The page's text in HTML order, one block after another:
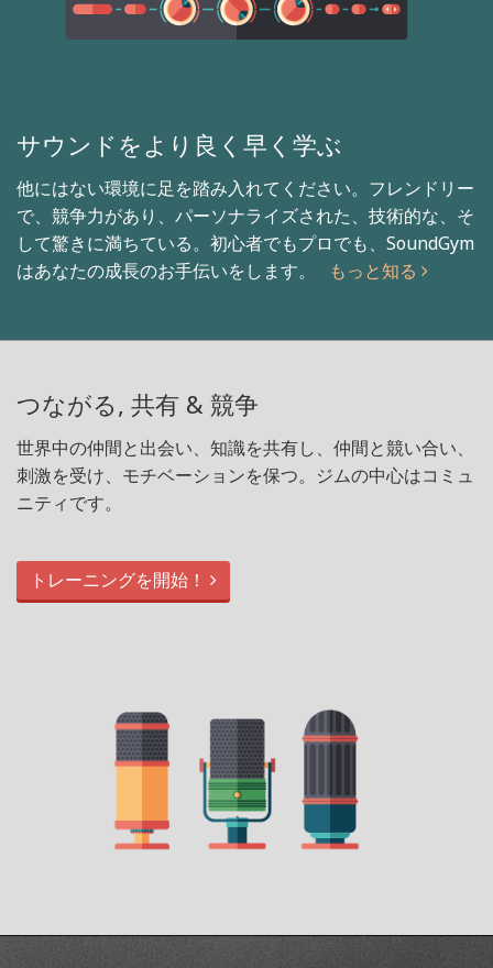
サウンドをより良く早く学ぶ
他にはない環境に足を踏み入れてください。フレンドリー
で、競争力があり、パーソナライズされた、技術的な、そ
して驚きに満ちている。初心者でもプロでも、SoundGym
はあなたの成長のお手伝いをします。
もっと知る
つながる, 共有 & 競争
世界中の仲間と出会い、知識を共有し、仲間と競い合い、
刺激を受け、モチベーションを保つ。ジムの中心はコミュ
ニティです。
トレーニングを開始！